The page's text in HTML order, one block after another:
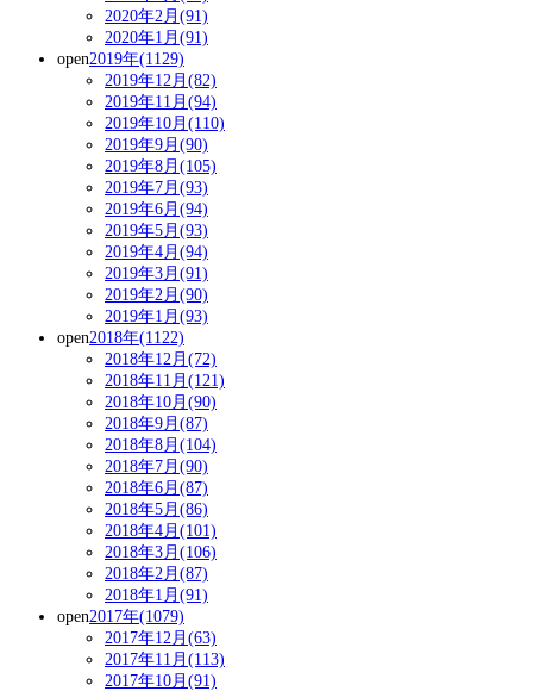
2020年2月(91)
2020年1月(91)
open2019年(1129)
2019年12月(82)
2019年11月(94)
2019年10月(110)
2019年9月(90)
2019年8月(105)
2019年7月(93)
2019年6月(94)
2019年5月(93)
2019年4月(94)
2019年3月(91)
2019年2月(90)
2019年1月(93)
open2018年(1122)
2018年12月(72)
2018年11月(121)
2018年10月(90)
2018年9月(87)
2018年8月(104)
2018年7月(90)
2018年6月(87)
2018年5月(86)
2018年4月(101)
2018年3月(106)
2018年2月(87)
2018年1月(91)
open2017年(1079)
2017年12月(63)
2017年11月(113)
2017年10月(91)